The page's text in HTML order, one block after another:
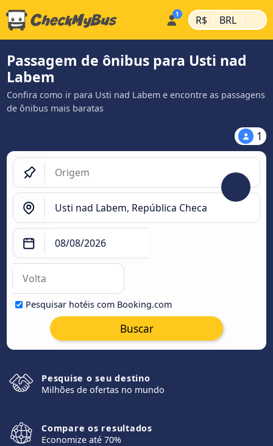
R$ | BRL |
Passagem de ônibus para Usti nad
Labem
Confira como ir para Usti nad Labem e encontre as passagens
de ônibus mais baratas
1
Pesquisar hotéis com Booking.com
Buscar
Pesquise o seu destino
Milhões de ofertas no mundo
Compare os resultados
Economize até 70%